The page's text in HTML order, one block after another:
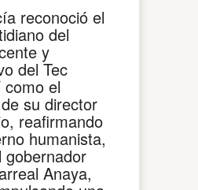
reconoció el
del
y
del Tec
el
su director
reafirmando
humanista,
gobernador
Anaya,